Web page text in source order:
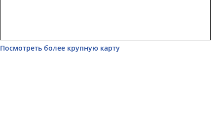
Посмотреть более крупную карту